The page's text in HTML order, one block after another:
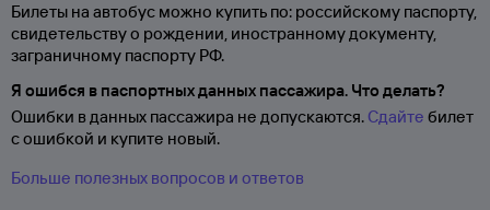
Билеты на автобус можно купить по: российскому паспорту,
свидетельству о рождении, иностранному документу,
заграничному паспорту РФ.
Я ошибся в паспортных данных пассажира. Что делать?
Ошибки в данных пассажира не допускаются. Сдайте билет
с ошибкой и купите новый.
Больше полезных вопросов и ответов